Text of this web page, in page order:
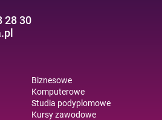
28 30
Biznesowe
Komputerowe
Studia podyplomowe
Kursy zawodowe